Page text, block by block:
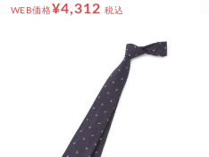
WEB価格¥4,312 税込